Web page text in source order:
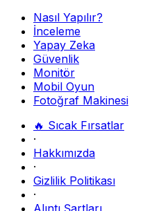
Nasıl Yapılır?
İnceleme
Yapay Zeka
Güvenlik
Monitör
Mobil Oyun
Fotoğraf Makinesi
🔥 Sıcak Fırsatlar
·
Hakkımızda
·
Gizlilik Politikası
·